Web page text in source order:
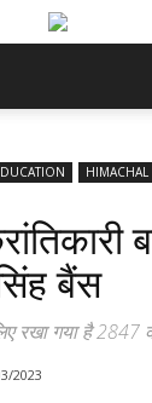
HIMACHAL
बैंस
रखा गया है
2023